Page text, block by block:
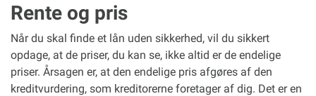
Rente og pris
Når du skal finde et lån uden sikkerhed, vil du sikkert
opdage, at de priser, du kan se, ikke altid er de endelige
priser. Årsagen er, at den endelige pris afgøres af den
kreditvurdering, som kreditorerne foretager af dig. Det er en